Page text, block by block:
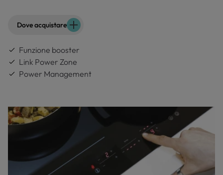
Dove acquistare
Funzione booster
Link Power Zone
Power Management